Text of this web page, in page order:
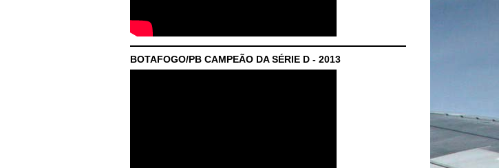
BOTAFOGO/PB CAMPEÃO DA SÉRIE D - 2013